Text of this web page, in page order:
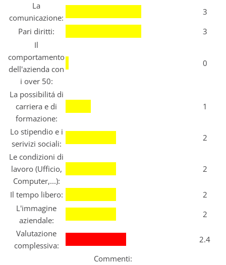
La
comunicazione:
3
Pari diritti:
3
Il
comportamento
dell'azienda con
i over 50:
0
La possibilitá di
carriera e di
formazione:
1
Lo stipendio e i
serivizi sociali:
2
Le condizioni di
lavoro (Ufficio,
Computer,...):
2
Il tempo libero:
2
L'immagine
aziendale:
2
Valutazione
complessiva:
2.4
Commenti: